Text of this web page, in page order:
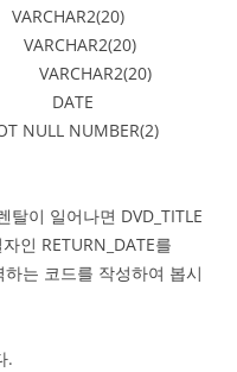
DATE
NUMBER(2)
이 일어나면 DVD_TITLE
인 RETURN_DATE를
하는 코드를 작성하여 봅시
.